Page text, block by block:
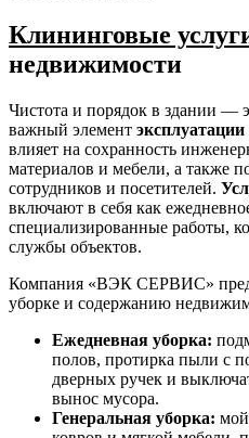
Клининговые
недвижимости
Чистота и порядок в здании —
важный элемент эксплуатации
влияет на сохранность
материалов и мебели, а также
сотрудников и посетителей.
включают в себя как
специализированные работы,
службы объектов.
Компания «ВЭК СЕРВИС»
уборке и содержанию
Ежедневная уборка:
полов, протирка пыли с
дверных ручек и
вынос мусора.
Генеральная уборка: